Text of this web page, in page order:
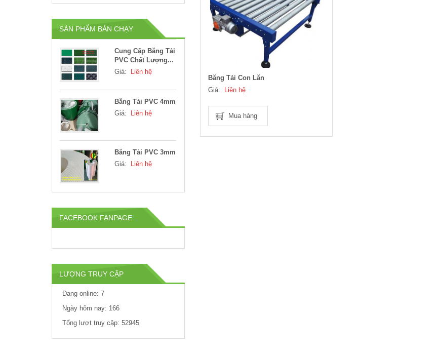
SẢN PHẨM BÁN CHẠY
Giá:Liên hệ
Cung Cấp Băng Tải
PVC Chất Lượng...
Giá:
Liên hệ
Băng Tải PVC 4mm
Giá:
Liên hệ
Băng Tải PVC 3mm
Giá:
Liên hệ
Giá:Liên hệ
PVC góc cong
Giá:
Băng tải PVC tải đá
Giá:Liên hệ
FACEBOOK FANPAGE
LƯỢNG TRUY CẬP
Đang online: 7
Ngày hôm nay: 166
Tổng lượt truy cập: 52945
Băng Tải Con Lăn
Giá:
Liên hệ
Mua hàng